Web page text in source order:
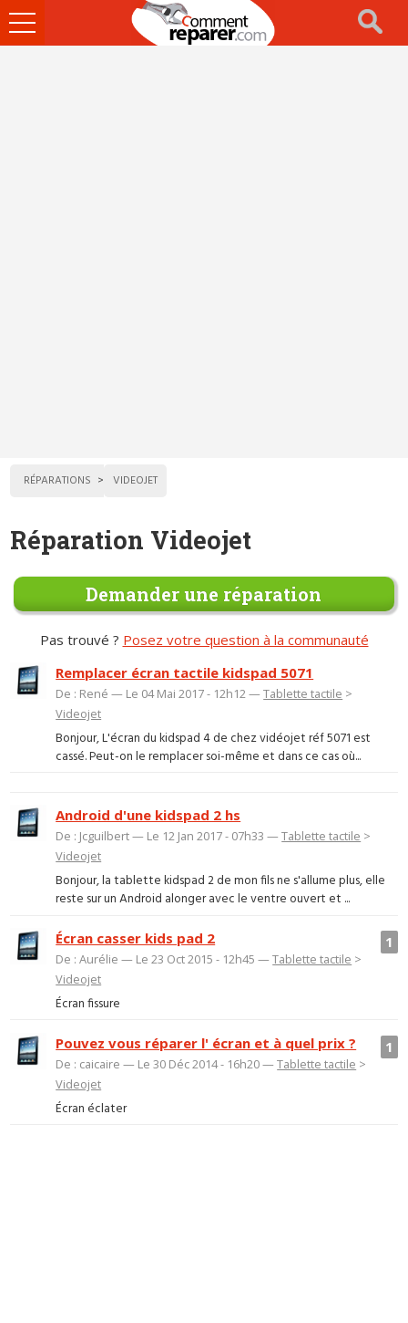
Ouvrir
le
RÉPARATIONS VIDEOJET
Réparation Videojet
Demander une réparation
Pas trouvé ? Posez votre question à la communauté
Remplacer écran tactile kidspad 5071
De : René — Le 04 Mai 2017 - 12h12 —Tablette tactile >
Videojet
Bonjour, L'écran du kidspad 4 de chez vidéojet réf 5071 est
cassé. Peut-on le remplacer soi-même et dans ce cas où...
Android d'une kidspad 2 hs
De : Jcguilbert — Le 12 Jan 2017 - 07h33 —Tablette tactile >
Videojet
Bonjour, la tablette kidspad 2 de mon fils ne s'allume plus, elle
reste sur un Android alonger avec le ventre ouvert et ...
1
Écran casser kids pad 2
De : Aurélie — Le 23 Oct 2015 - 12h45 —Tablette tactile >
Videojet
Écran fissure
1
Pouvez vous réparer l' écran et à quel prix ?
De : caicaire — Le 30 Déc 2014 - 16h20 —Tablette tactile >
Videojet
Écran éclater